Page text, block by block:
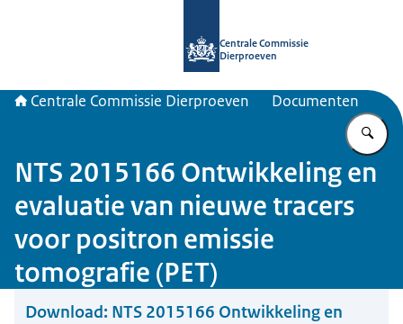
Centrale Commissie
Dierproeven
Centrale Commissie Dierproeven Documenten
NTS 2015166 Ontwikkeling en
evaluatie van nieuwe tracers
voor positron emissie
tomografie (PET)
Download: NTS 2015166 Ontwikkeling en